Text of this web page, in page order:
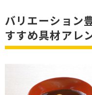
バリエーション
すすめ具材アレ